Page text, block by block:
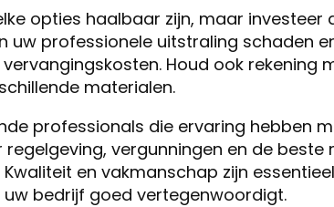
opties haalbaar zijn, maar investeer
uw professionele uitstraling schaden
Houd ook rekening
materialen.
professionals die ervaring hebben
regelgeving, vergunningen en de
en vakmanschap zijn
bedrijf goed vertegenwoordigt.